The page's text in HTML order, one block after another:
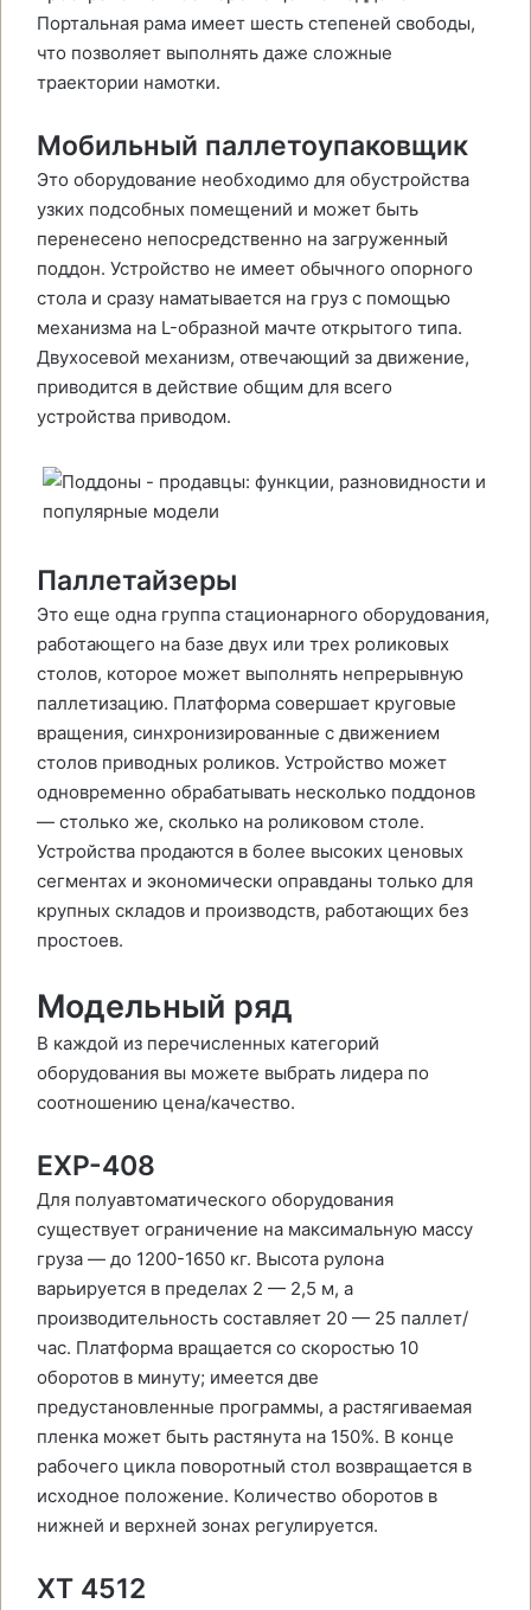
Портальная рама имеет шесть степеней свободы,
что позволяет выполнять даже сложные
траектории намотки.
Мобильный паллетоупаковщик
Это оборудование необходимо для обустройства
узких подсобных помещений и может быть
перенесено непосредственно на загруженный
поддон. Устройство не имеет обычного опорного
стола и сразу наматывается на груз с помощью
механизма на L-образной мачте открытого типа.
Двухосевой механизм, отвечающий за движение,
приводится в действие общим для всего
устройства приводом.
Паллетайзеры
Это еще одна группа стационарного оборудования,
работающего на базе двух или трех роликовых
столов, которое может выполнять непрерывную
паллетизацию. Платформа совершает круговые
вращения, синхронизированные с движением
столов приводных роликов. Устройство может
одновременно обрабатывать несколько поддонов
— столько же, сколько на роликовом столе.
Устройства продаются в более высоких ценовых
сегментах и экономически оправданы только для
крупных складов и производств, работающих без
простоев.
Модельный ряд
В каждой из перечисленных категорий
оборудования вы можете выбрать лидера по
соотношению цена/качество.
EXP-408
Для полуавтоматического оборудования
существует ограничение на максимальную массу
груза — до 1200-1650 кг. Высота рулона
варьируется в пределах 2 — 2,5 м, а
производительность составляет 20 — 25 паллет/
час. Платформа вращается со скоростью 10
оборотов в минуту; имеется две
предустановленные программы, а растягиваемая
пленка может быть растянута на 150%. В конце
рабочего цикла поворотный стол возвращается в
исходное положение. Количество оборотов в
нижней и верхней зонах регулируется.
ХТ 4512